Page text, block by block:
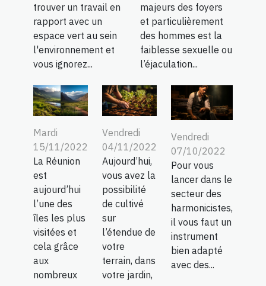
trouver un travail en
rapport avec un
espace vert au sein
l'environnement et
vous ignorez...
majeurs des foyers
et particulièrement
des hommes est la
faiblesse sexuelle ou
l’éjaculation...
Mardi
15/11/2022
La Réunion
est
aujourd’hui
l’une des
îles les plus
visitées et
cela grâce
aux
nombreux
Vendredi
04/11/2022
Aujourd’hui,
vous avez la
possibilité
de cultivé
sur
l’étendue de
votre
terrain, dans
votre jardin,
Vendredi
07/10/2022
Pour vous
lancer dans le
secteur des
harmonicistes,
il vous faut un
instrument
bien adapté
avec des...